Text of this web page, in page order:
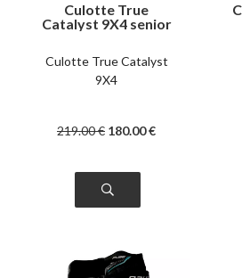
Culotte True
Catalyst 9X4 senior
Culotte True Catalyst
9X4
219.00€ 180.00€